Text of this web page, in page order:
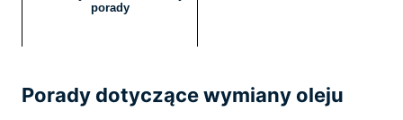
porady
Porady dotyczące wymiany oleju